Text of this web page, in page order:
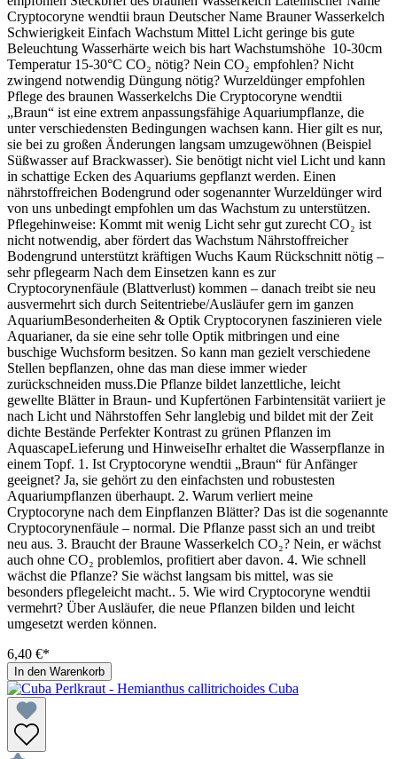
Cryptocoryne wendtii braun Deutscher Name Brauner Wasserkelch
Schwierigkeit Einfach Wachstum Mittel Licht geringe bis gute
Beleuchtung Wasserhärte weich bis hart Wachstumshöhe 10-30cm
Temperatur 15-30°C CO₂ nötig? Nein CO₂ empfohlen? Nicht
zwingend notwendig Düngung nötig? Wurzeldünger empfohlen
Pflege des braunen Wasserkelchs Die Cryptocoryne wendtii
„Braun“ ist eine extrem anpassungsfähige Aquariumpflanze, die
unter verschiedensten Bedingungen wachsen kann. Hier gilt es nur,
sie bei zu großen Änderungen langsam umzugewöhnen (Beispiel
Süßwasser auf Brackwasser). Sie benötigt nicht viel Licht und kann
in schattige Ecken des Aquariums gepflanzt werden. Einen
nährstoffreichen Bodengrund oder sogenannter Wurzeldünger wird
von uns unbedingt empfohlen um das Wachstum zu unterstützen.
Pflegehinweise: Kommt mit wenig Licht sehr gut zurecht CO₂ ist
nicht notwendig, aber fördert das Wachstum Nährstoffreicher
Bodengrund unterstützt kräftigen Wuchs Kaum Rückschnitt nötig –
sehr pflegearm Nach dem Einsetzen kann es zur
Cryptocorynenfäule (Blattverlust) kommen – danach treibt sie neu
ausvermehrt sich durch Seitentriebe/Ausläufer gern im ganzen
AquariumBesonderheiten & Optik Cryptocorynen faszinieren viele
Aquarianer, da sie eine sehr tolle Optik mitbringen und eine
buschige Wuchsform besitzen. So kann man gezielt verschiedene
Stellen bepflanzen, ohne das man diese immer wieder
zurückschneiden muss.Die Pflanze bildet lanzettliche, leicht
gewellte Blätter in Braun- und Kupfertönen Farbintensität variiert je
nach Licht und Nährstoffen Sehr langlebig und bildet mit der Zeit
dichte Bestände Perfekter Kontrast zu grünen Pflanzen im
AquascapeLieferung und HinweiseIhr erhaltet die Wasserpflanze in
einem Topf. 1. Ist Cryptocoryne wendtii „Braun“ für Anfänger
geeignet? Ja, sie gehört zu den einfachsten und robustesten
Aquariumpflanzen überhaupt. 2. Warum verliert meine
Cryptocoryne nach dem Einpflanzen Blätter? Das ist die sogenannte
Cryptocorynenfäule – normal. Die Pflanze passt sich an und treibt
neu aus. 3. Braucht der Braune Wasserkelch CO₂? Nein, er wächst
auch ohne CO₂ problemlos, profitiert aber davon. 4. Wie schnell
wächst die Pflanze? Sie wächst langsam bis mittel, was sie
besonders pflegeleicht macht.. 5. Wie wird Cryptocoryne wendtii
vermehrt? Über Ausläufer, die neue Pflanzen bilden und leicht
umgesetzt werden können.
6,40 €*
In den Warenkorb